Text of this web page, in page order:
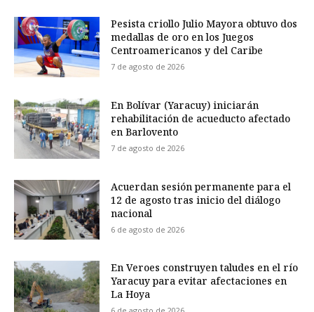
Pesista criollo Julio Mayora obtuvo dos
medallas de oro en los Juegos
Centroamericanos y del Caribe
7 de agosto de 2026
En Bolívar (Yaracuy) iniciarán
rehabilitación de acueducto afectado
en Barlovento
7 de agosto de 2026
Acuerdan sesión permanente para el
12 de agosto tras inicio del diálogo
nacional
6 de agosto de 2026
En Veroes construyen taludes en el río
Yaracuy para evitar afectaciones en
La Hoya